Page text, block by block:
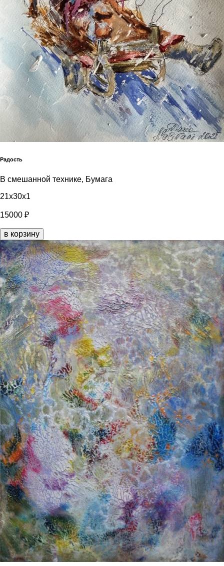
Радость
В смешанной технике, Бумага
21x30x1
15000 ₽
в корзину